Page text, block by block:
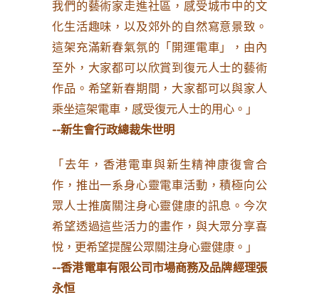
我們的藝術家走進社區，感受城巿中的文
化生活趣味，以及郊外的自然寫意景致。
這架充滿新春氣氛的「開運電車」，由內
至外，大家都可以欣賞到復元人士的藝術
作品。希望新春期間，大家都可以與家人
乘坐這架電車，感受復元人士的用心。」
--新生會行政總裁朱世明
「去年，香港電車與新生精神康復會合
作，推出一系身心靈電車活動，積極向公
眾人士推廣關注身心靈健康的訊息。今次
希望透過這些活力的畫作，與大眾分享喜
悅，更希望提醒公眾關注身心靈健康。」
--香港電車有限公司市場商務及品牌經理張
永恒